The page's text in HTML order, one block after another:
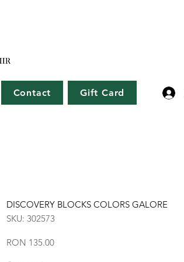
Contact Gift Card
DISCOVERY BLOCKS COLORS GALORE
SKU: 302573
RON 135.00Price